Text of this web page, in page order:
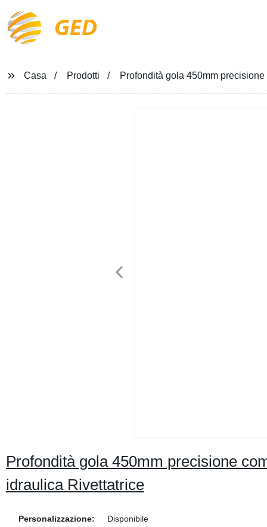
GED
Casa Prodotti Profondità gola 450mm
Profondità gola 450mm precisione
idraulica Rivettatrice
Personalizzazione:
Disponibile